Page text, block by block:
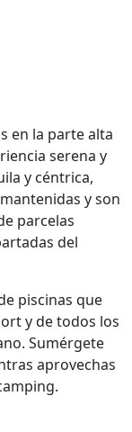
en la parte alta
serena y
y céntrica,
y son
parcelas
del
piscinas que
y de todos los
Sumérgete
aprovechas